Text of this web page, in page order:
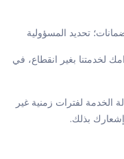
تحديد المسؤولية
لخدمتنا بغير انقطاع، في
الخدمة لفترات زمنية غير
بذلك.